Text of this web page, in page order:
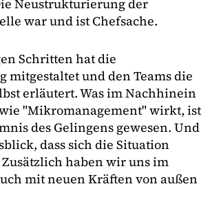
Neustrukturierung der
war und ist Chefsache.
Schritten hat die
mitgestaltet und den Teams die
erläutert. Was im Nachhinein
"Mikromanagement" wirkt, ist
des Gelingens gewesen. Und
dass sich die Situation
haben wir uns im
mit neuen Kräften von außen